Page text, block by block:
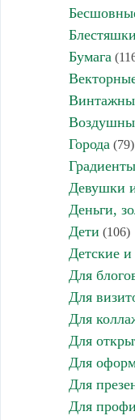
Блестяшки
Бумага
Города (79)
Градиенты
Девушки
Деньги,
Дети (106)
Детские и
Для
Для
Для
Для
Для
Для
Для